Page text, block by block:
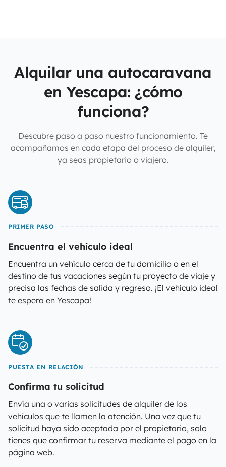
Alquilar una autocaravana
en Yescapa: ¿cómo
funciona?
Descubre paso a paso nuestro funcionamiento. Te
acompañamos en cada etapa del proceso de alquiler,
ya seas propietario o viajero.
PRIMER PASO
Encuentra el vehículo ideal
Encuentra un vehículo cerca de tu domicilio o en el
destino de tus vacaciones según tu proyecto de viaje y
precisa las fechas de salida y regreso. ¡El vehículo ideal
te espera en Yescapa!
PUESTA EN RELACIÓN
Confirma tu solicitud
Envía una o varias solicitudes de alquiler de los
vehículos que te llamen la atención. Una vez que tu
solicitud haya sido aceptada por el propietario, solo
tienes que confirmar tu reserva mediante el pago en la
página web.